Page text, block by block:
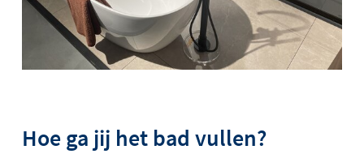
Hoe ga jij het bad vullen?